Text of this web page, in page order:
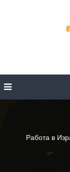
Работа в